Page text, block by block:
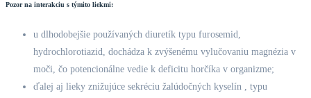
Pozor na interakciu s týmito liekmi:
u dlhodobejšie používaných diuretík typu furosemid,
hydrochlorotiazid, dochádza k zvýšenému vylučovaniu magnézia v
moči, čo potencionálne vedie k deficitu horčíka v organizme;
ďalej aj lieky znižujúce sekréciu žalúdočných kyselín , typu